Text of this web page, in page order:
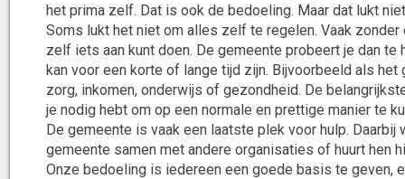
het prima zelf. Dat is ook de bedoeling. Maar dat lukt
Soms lukt het niet om alles zelf te regelen. Vaak zonder
zelf iets aan kunt doen. De gemeente probeert je dan te
kan voor een korte of lange tijd zijn. Bijvoorbeeld als het
zorg, inkomen, onderwijs of gezondheid. De
je nodig hebt om op een normale en prettige manier te
De gemeente is vaak een laatste plek voor hulp. Daarbij
gemeente samen met andere organisaties of huurt hen
Onze bedoeling is iedereen een goede basis te geven,